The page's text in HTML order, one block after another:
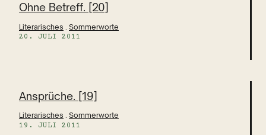
Ohne Betreff. [20]
Literarisches . Sommerworte
20. JULI 2011
Ansprüche. [19]
Literarisches . Sommerworte
19. JULI 2011